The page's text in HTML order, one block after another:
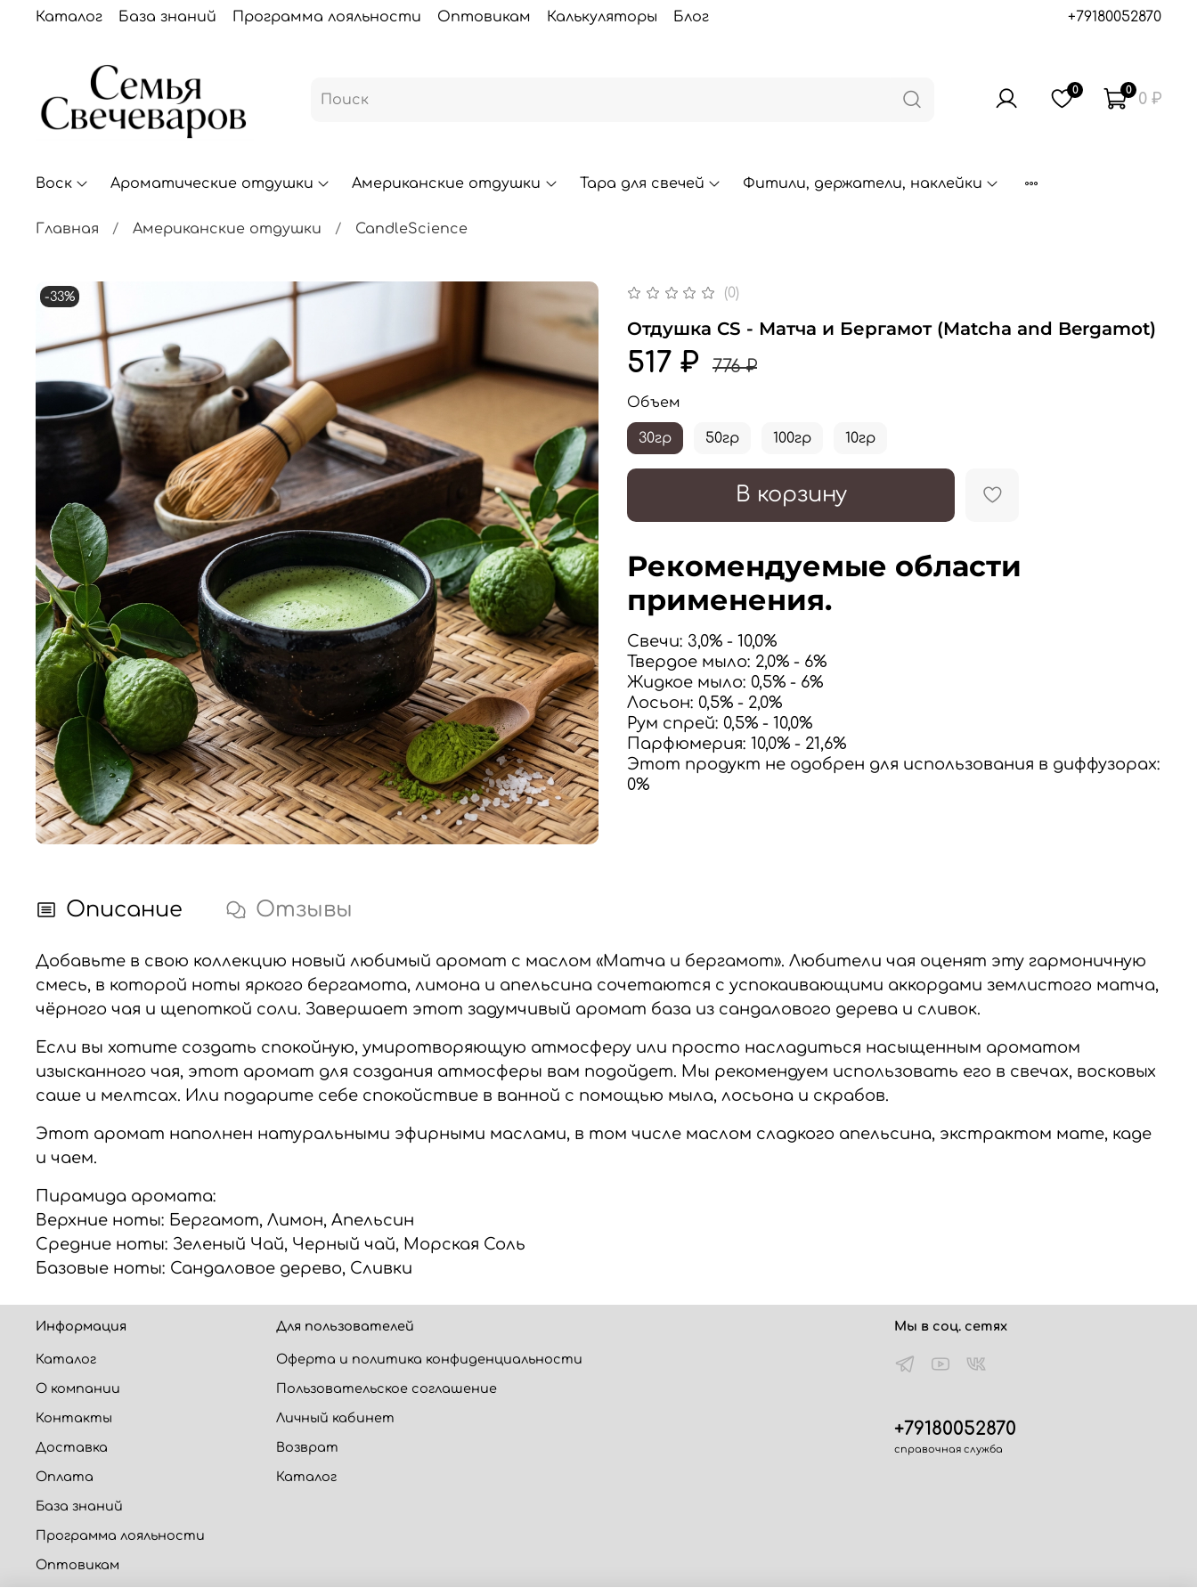
Каталог База знаний Программа лояльности Оптовикам Калькуляторы Блог +79180052870
0 0 0 ₽
Воск Ароматические отдушки Американские отдушки Тара для свечей Фитили, держатели, наклейки
Главная Американские отдушки CandleScience
-33% (0)
Отдушка CS - Матча и Бергамот (Matcha and Bergamot)
517 ₽ 776 ₽
В корзину
Объем
30гр 50гр 100гр 10гр
Рекомендуемые области
применения.
Свечи: 3,0% - 10,0%
Твердое мыло: 2,0% - 6%
Жидкое мыло: 0,5% - 6%
Лосьон: 0,5% - 2,0%
Рум спрей: 0,5% - 10,0%
Парфюмерия: 10,0% - 21,6%
Этот продукт не одобрен для использования в диффузорах:
0%
Описание Отзывы
Добавьте в свою коллекцию новый любимый аромат с маслом «Матча и бергамот». Любители чая оценят эту гармоничную
смесь, в которой ноты яркого бергамота, лимона и апельсина сочетаются с успокаивающими аккордами землистого матча,
чёрного чая и щепоткой соли. Завершает этот задумчивый аромат база из сандалового дерева и сливок.
Если вы хотите создать спокойную, умиротворяющую атмосферу или просто насладиться насыщенным ароматом
изысканного чая, этот аромат для создания атмосферы вам подойдет. Мы рекомендуем использовать его в свечах, восковых
саше и мелтсах. Или подарите себе спокойствие в ванной с помощью мыла, лосьона и скрабов.
Этот аромат наполнен натуральными эфирными маслами, в том числе маслом сладкого апельсина, экстрактом мате, каде
и чаем.
Пирамида аромата:
Верхние ноты: Бергамот, Лимон, Апельсин
Средние ноты: Зеленый Чай, Черный чай, Морская Соль
Базовые ноты: Сандаловое дерево, Сливки
Информация
Каталог
О компании
Контакты
Доставка
Оплата
База знаний
Программа лояльности
Оптовикам
Для пользователей
Оферта и политика конфиденциальности
Пользовательское соглашение
Личный кабинет
Возврат
Каталог
Мы в соц. сетях
+79180052870
справочная служба